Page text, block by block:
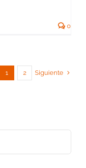
0
1 2 Siguiente